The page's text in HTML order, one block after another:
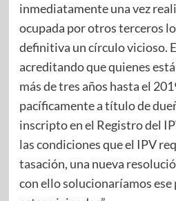
inmediatamente una vez
ocupada por otros terceros
definitiva un círculo vicioso.
acreditando que quienes
más de tres años hasta el
pacíficamente a título de
inscripto en el Registro del
las condiciones que el IPV
tasación, una nueva
con ello solucionaríamos